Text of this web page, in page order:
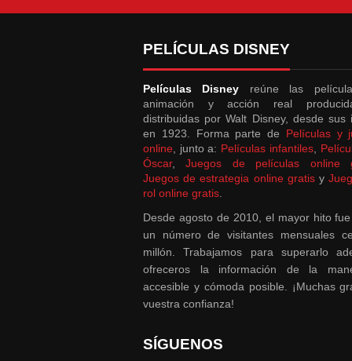
PELÍCULAS DISNEY
Películas Disney reúne las
animación y acción real
distribuidas por Walt Disney, desde sus
en 1923. Forma parte de Películas y
online , junto a: Películas infantiles,
Óscar,Juegos de películas online
Juegos de estrategia online gratisy
rol online gratis
Desde agosto de 2010, el mayor hito
un número de visitantes mensuales
millón. Trabajamos para superarlo
ofreceros la información de la
accesible y cómoda posible. ¡Muchas
vuestra confianza!
SÍGUENOS